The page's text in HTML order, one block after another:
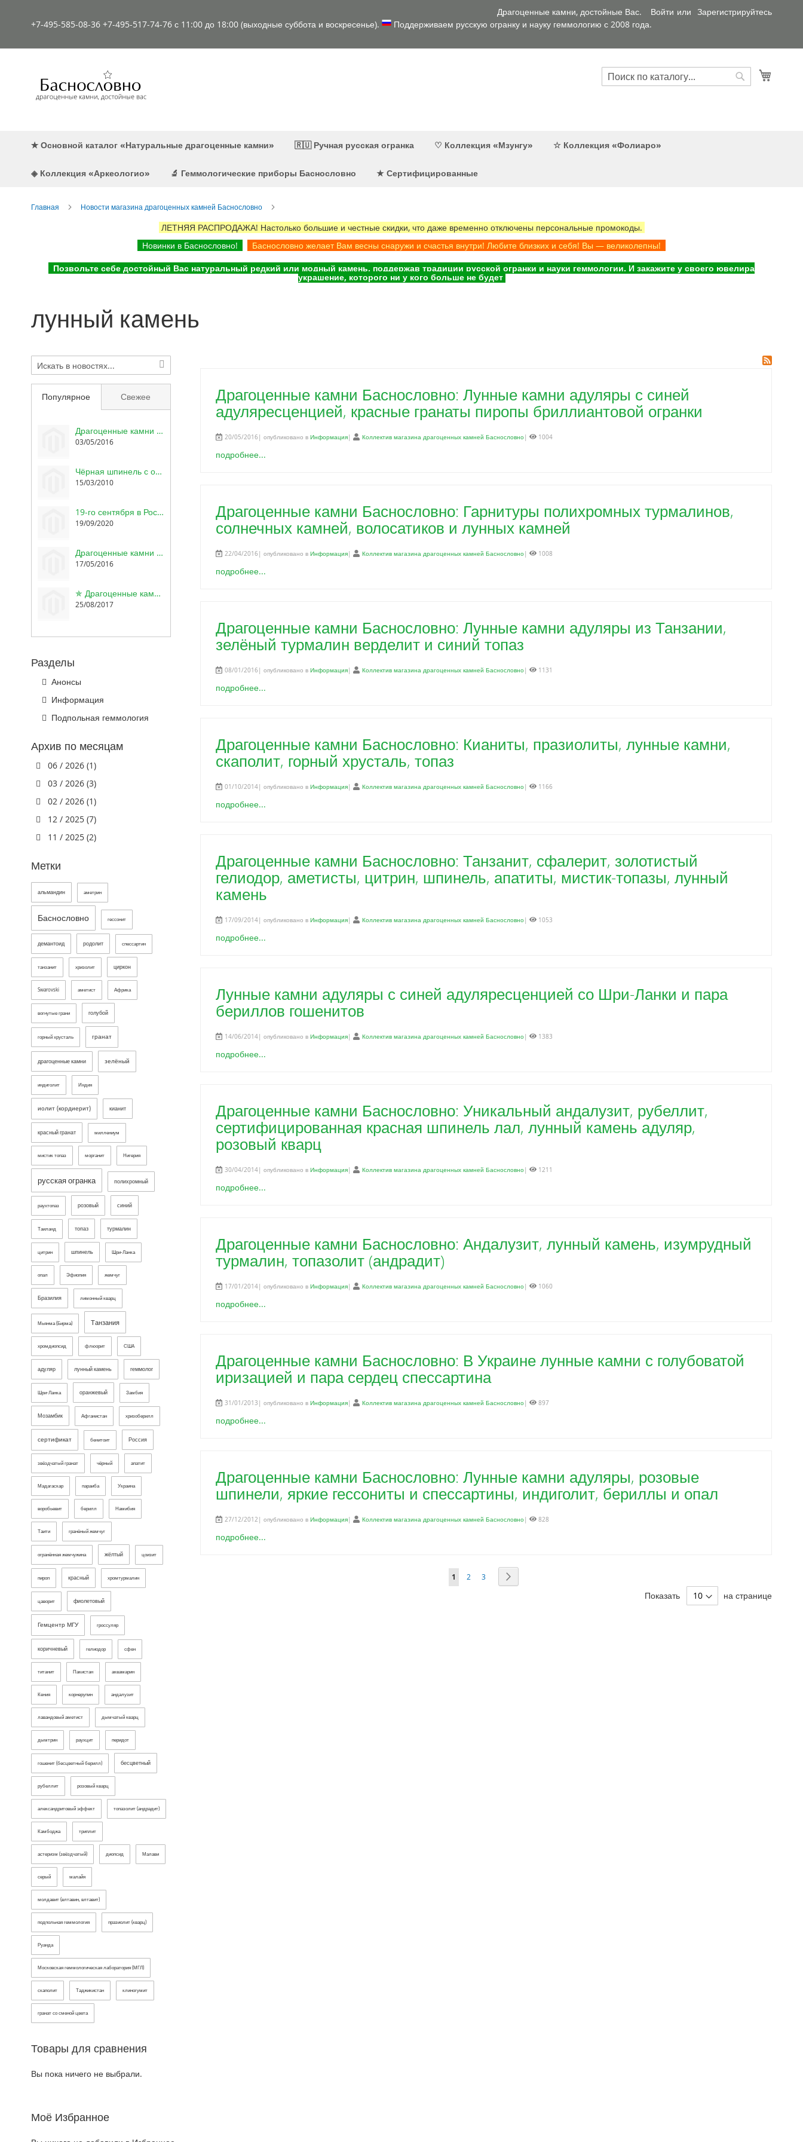
содержимому
Драгоценные камни, достойные Вас. Войти
Зарегистрируйтесь
+7-495-585-08-36 +7-495-517-74-76 с 11:00 до 18:00 (выходные суббота и воскресенье). Поддерживаем русскую огранку и науку геммологию с 2008 года.
Искать
Искать
✭ Основной каталог «Натуральные драгоценные камни» 🇷🇺 Ручная русская огранка ♡ Коллекция «Мзунгу» ☆ Коллекция «Фолиаро»
◈ Коллекция «Аркеологио» 🔬 Геммологические приборы Баснословно ★ Сертифицированные
Главная Новости магазина драгоценных камней Баснословно
ЛЕТНЯЯ РАСПРОДАЖА! Настолько большие и честные скидки, что даже временно отключены персональные промокоды.
Новинки в Баснословно!
Баснословно желает Вам весны снаружи и счастья внутри! Любите близких и себя! Вы — великолепны!
Позвольте себе достойный Вас натуральный редкий или модный камень, поддержав традиции русской огранки и науки геммологии. И закажите у своего ювелира
украшение, которого ни у кого больше не будет
лунный камень
Драгоценные камни Баснословно: Лунные камни адуляры с синей
адуляресценцией, красные гранаты пиропы бриллиантовой огранки
20/05/2016| опубликовано вИнформация| Коллектив магазина драгоценных камней Баснословно| 1004
подробнее...
Драгоценные камни Баснословно: Гарнитуры полихромных турмалинов,
солнечных камней, волосатиков и лунных камней
22/04/2016| опубликовано вИнформация| Коллектив магазина драгоценных камней Баснословно| 1008
подробнее...
Драгоценные камни Баснословно: Лунные камни адуляры из Танзании,
зелёный турмалин верделит и синий топаз
08/01/2016| опубликовано вИнформация| Коллектив магазина драгоценных камней Баснословно| 1131
подробнее...
Драгоценные камни Баснословно: Кианиты, празиолиты, лунные камни,
скаполит, горный хрусталь, топаз
01/10/2014| опубликовано вИнформация| Коллектив магазина драгоценных камней Баснословно| 1166
подробнее...
Драгоценные камни Баснословно: Танзанит, сфалерит, золотистый
гелиодор, аметисты, цитрин, шпинель, апатиты, мистик-топазы, лунный
камень
17/09/2014| опубликовано вИнформация| Коллектив магазина драгоценных камней Баснословно| 1053
подробнее...
Лунные камни адуляры с синей адуляресценцией со Шри-Ланки и пара
бериллов гошенитов
14/06/2014| опубликовано вИнформация| Коллектив магазина драгоценных камней Баснословно| 1383
подробнее...
Драгоценные камни Баснословно: Уникальный андалузит, рубеллит,
сертифицированная красная шпинель лал, лунный камень адуляр,
розовый кварц
30/04/2014| опубликовано вИнформация| Коллектив магазина драгоценных камней Баснословно| 1211
подробнее...
Драгоценные камни Баснословно: Андалузит, лунный камень, изумрудный
турмалин, топазолит (андрадит)
17/01/2014| опубликовано вИнформация| Коллектив магазина драгоценных камней Баснословно| 1060
подробнее...
Драгоценные камни Баснословно: В Украине лунные камни с голубоватой
иризацией и пара сердец спессартина
31/01/2013| опубликовано вИнформация| Коллектив магазина драгоценных камней Баснословно| 897
подробнее...
Драгоценные камни Баснословно: Лунные камни адуляры, розовые
шпинели, яркие гессониты и спессартины, индиголит, бериллы и опал
27/12/2012| опубликовано вИнформация| Коллектив магазина драгоценных камней Баснословно| 828
подробнее...
Page
You're currently reading page
1 Page
2 Page
3
Показать на странице
Популярное
Драгоценные камни Баснословно: Аметисты из Уганды, сертифицированная шпинель, гранат с александритовым эффектом
03/05/2016
Чёрная шпинель с огранкой Swarovski в марте
15/03/2010
19-го сентября в России День геммолога, торговца камнями и огранщика цветных драгоценных камней
19/09/2020
Драгоценные камни Баснословно: Новые пурпурные гранаты из Мозамбика, сертифицированные диаспор и аксинит, лавандовый аметист Звезда Давида
17/05/2016
✯ Драгоценные камни Баснословно: Скаполит, брутальный гранат, милый гарнитур опалов, топаз Топ скай блю и аметисты
25/08/2017
Свежее
Разделы
Анонсы
Информация
Подпольная геммология
Архив по месяцам
06 / 2026 (1)
03 / 2026 (3)
02 / 2026 (1)
12 / 2025 (7)
11 / 2025 (2)
Метки
альмандин аметрин
Баснословно гессонит
демантоид родолит спессартин
танзанит хризолит циркон
Swarovski аметист Африка
вогнутые грани голубой
горный хрусталь гранат
драгоценные камни зелёный
индиголит Индия
иолит (кордиерит) кианит
красный гранат миллениум
мистик топаз морганит Нигерия
русская огранка полихромный
раухтопаз розовый синий
Таиланд топаз турмалин
цитрин шпинель Шри-Ланка
опал Эфиопия жемчуг
Бразилия лимонный кварц
Мьянма (Бирма) Танзания
хромдиопсид флюорит США
адуляр лунный камень геммолог
Шри-Ланка оранжевый Замбия
Мозамбик Афганистан хризоберилл
сертификат бенитоит Россия
звёздчатый гранат чёрный апатит
Мадагаскар параиба Украина
воробьевит берилл Намибия
Таити гранёный жемчуг
огранённая жемчужина жёлтый цоизит
пироп красный хромтурмалин
цаворит фиолетовый
Гемцентр МГУ гроссуляр
коричневый гелиодор сфен
титанит Пакистан аквамарин
Кения корнерупин андалузит
лавандовый аметист дымчатый кварц
дымтрин раухцит перидот
гошенит (бесцветный берилл) бесцветный
рубеллит розовый кварц
александритовый эффект топазолит (андрадит)
Камбоджа триплит
астеризм (звёздчатый) диопсид Малави
серый малайя
молдавит (влтавин, влтавит)
подпольная геммология празиолит (кварц)
Руанда
Московская геммологическая лаборатория (МГЛ)
скаполит Таджикистан клиногумит
гранат со сменой цвета
Товары для сравнения
Вы пока ничего не выбрали.
Моё Избранное